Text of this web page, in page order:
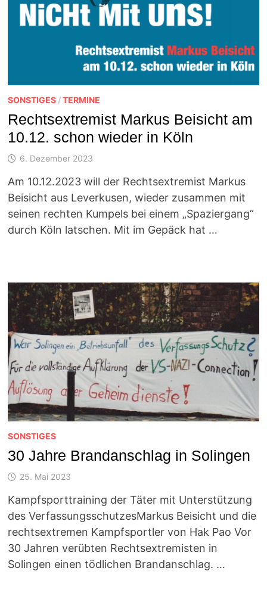
SONSTIGES/TERMINE
Rechtsextremist Markus Beisicht am
10.12. schon wieder in Köln
6. Dezember 2023
Am 10.12.2023 will der Rechtsextremist Markus
Beisicht aus Leverkusen, wieder zusammen mit
seinen rechten Kumpels bei einem „Spaziergang“
durch Köln latschen. Mit im Gepäck hat …
SONSTIGES
30 Jahre Brandanschlag in Solingen
25. Mai 2023
Kampfsporttraining der Täter mit Unterstützung
des VerfassungsschutzesMarkus Beisicht und die
rechtsextremen Kampfsportler von Hak Pao Vor
30 Jahren verübten Rechtsextremisten in
Solingen einen tödlichen Brandanschlag. …